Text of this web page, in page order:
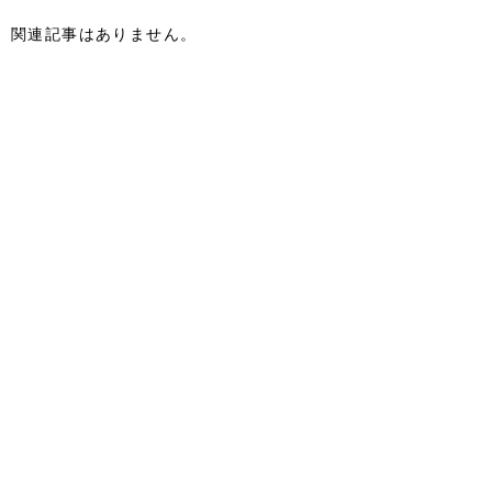
関連記事はありません。